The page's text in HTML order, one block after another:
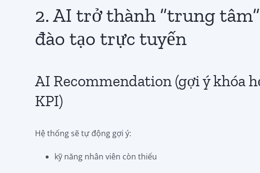
2. AI trở thành “trung
đào tạo trực tuyến
AI Recommendation (gợi ý khóa
KPI)
Hệ thống sẽ tự động gợi ý:
kỹ năng nhân viên còn thiếu